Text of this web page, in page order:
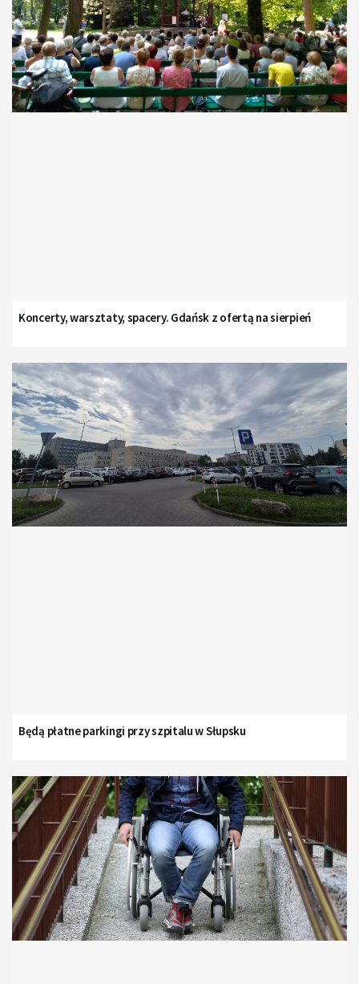
Koncerty, warsztaty, spacery. Gdańsk z ofertą na sierpień
Będą płatne parkingi przy szpitalu w Słupsku